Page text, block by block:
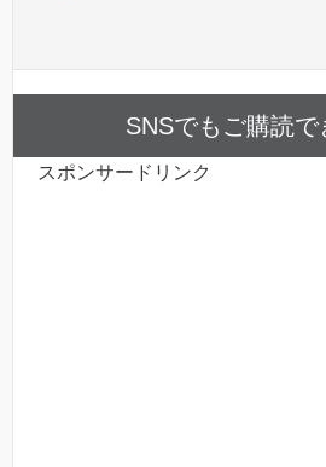
SNSでもご購読で
スポンサードリンク